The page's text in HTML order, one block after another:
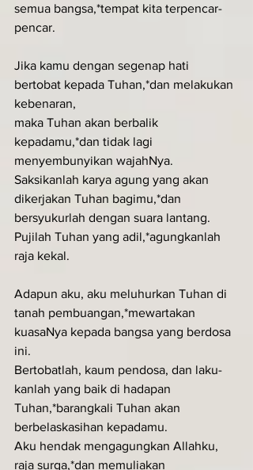
semua bangsa,*tempat kita terpencar-
pencar.
Jika kamu dengan segenap hati
bertobat kepada Tuhan,*dan melakukan
kebenaran,
maka Tuhan akan berbalik
kepadamu,*dan tidak lagi
menyembunyikan wajahNya.
Saksikanlah karya agung yang akan
dikerjakan Tuhan bagimu,*dan
bersyukurlah dengan suara lantang.
Pujilah Tuhan yang adil,*agungkanlah
raja kekal.
Adapun aku, aku meluhurkan Tuhan di
tanah pembuangan,*mewartakan
kuasaNya kepada bangsa yang berdosa
ini.
Bertobatlah, kaum pendosa, dan laku-
kanlah yang baik di hadapan
Tuhan,*barangkali Tuhan akan
berbelaskasihan kepadamu.
Aku hendak mengagungkan Allahku,
raja surga,*dan memuliakan